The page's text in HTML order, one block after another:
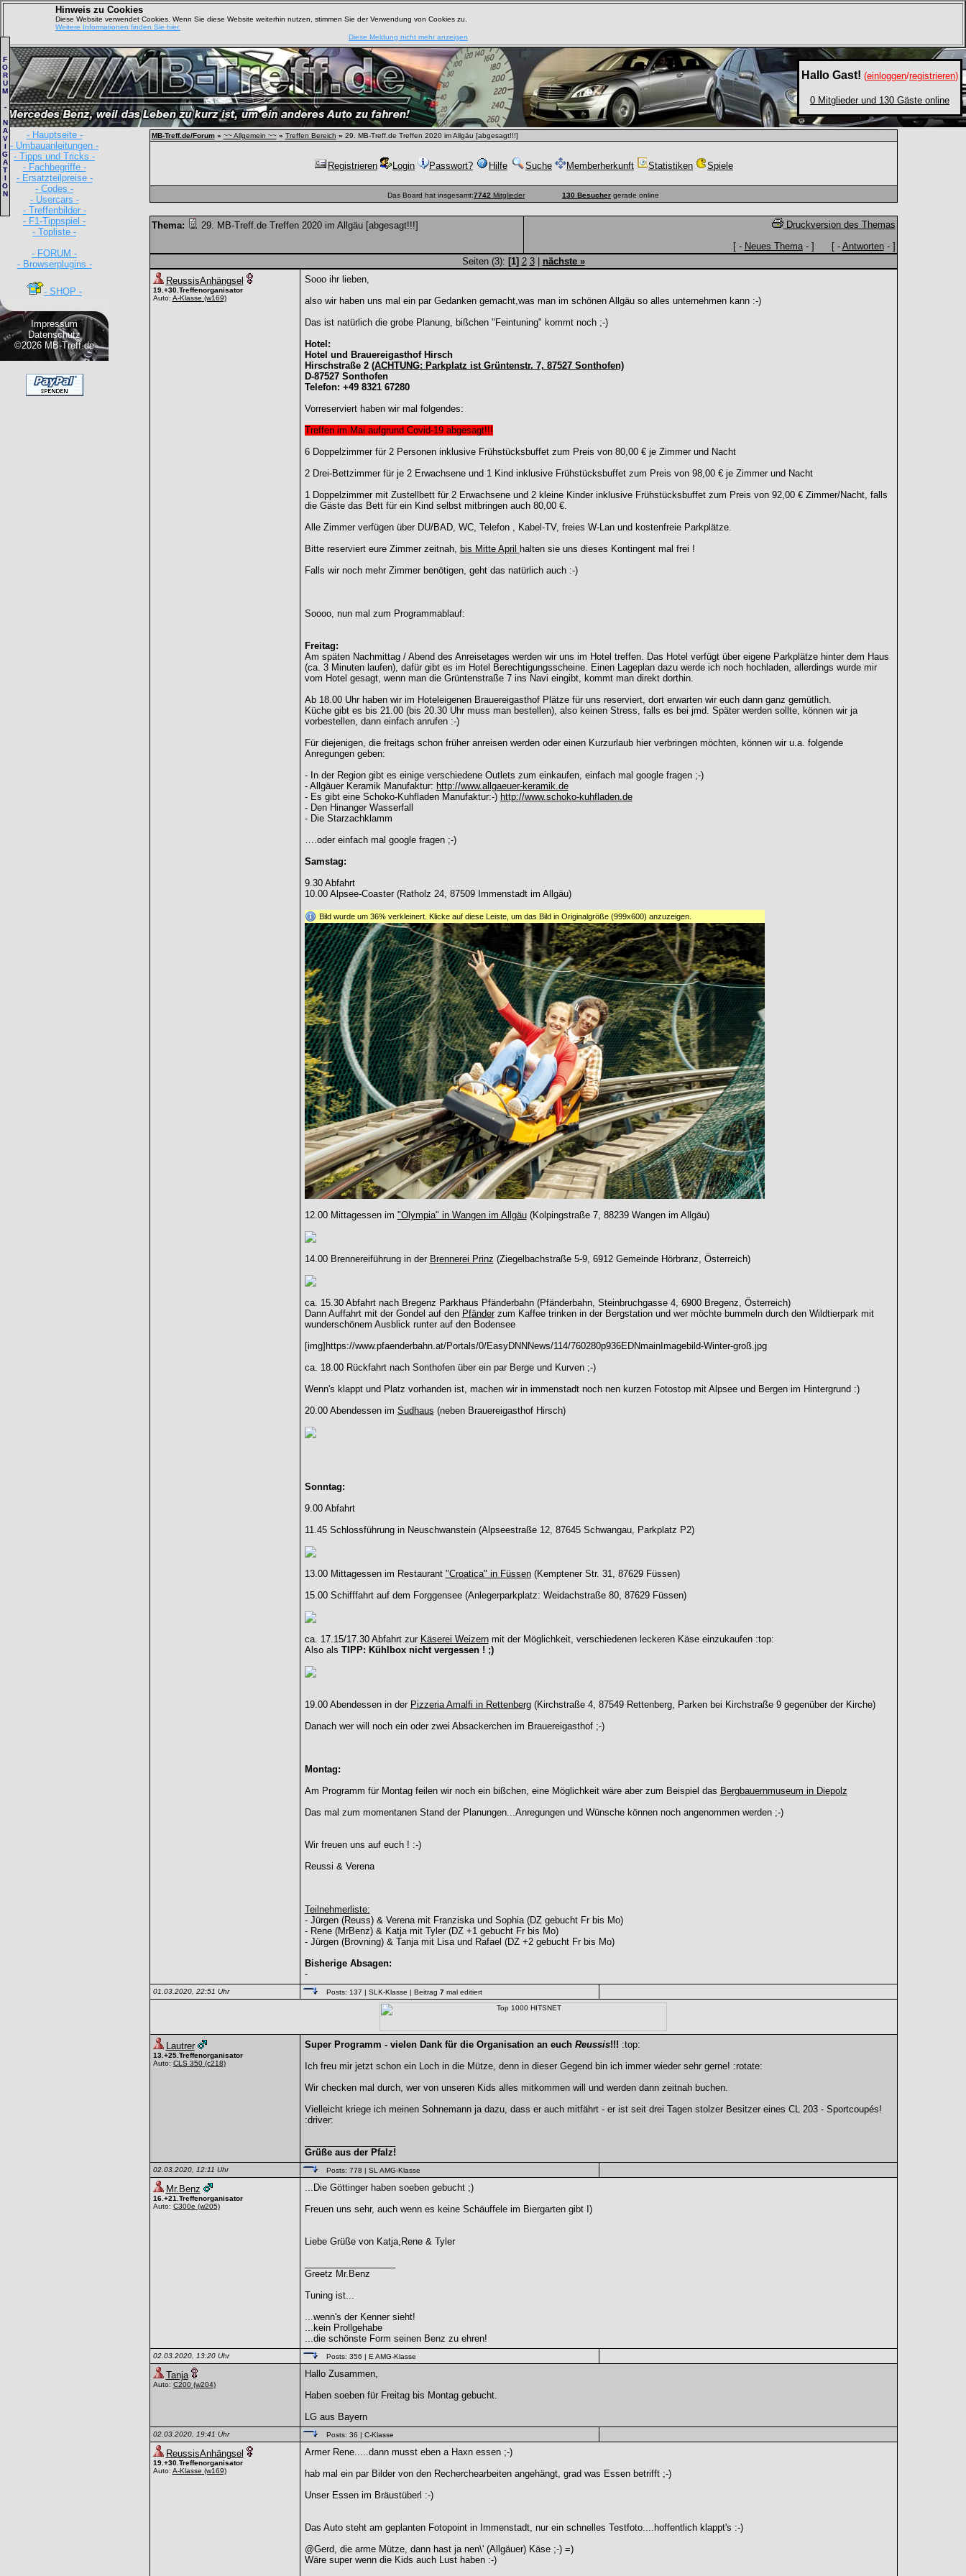
Hinweis zu Cookies
Diese Website verwendet Cookies. Wenn Sie diese Website weiterhin nutzen, stimmen Sie der Verwendung von Cookies zu.
Weitere Informationen finden Sie hier.
Diese Meldung nicht mehr anzeigen
Hallo Gast! (einloggen/registrieren)
0 Mitglieder und 130 Gäste online
- Hauptseite -
- Umbauanleitungen -
- Tipps und Tricks -
- Fachbegriffe -
- Ersatzteilpreise -
- Codes -
- Usercars -
- Treffenbilder -
- F1-Tippspiel -
- Topliste -
- FORUM -
- Browserplugins -
- SHOP -
Impressum
Datenschutz
©2026 MB-Treff.de
F
O
R
U
M
-
N
A
V
I
G
A
T
I
O
N
MB-Treff.de/Forum » ~~ Allgemein ~~ » Treffen Bereich » 29. MB-Treff.de Treffen 2020 im Allgäu [abgesagt!!!]
Registrieren Login Passwort? Hilfe Suche Memberherkunft Statistiken Spiele
Das Board hat insgesamt:7742 Mitglieder 130 Besucher gerade online
Thema: 29. MB-Treff.de Treffen 2020 im Allgäu [abgesagt!!!]
Druckversion des Themas
[ - Neues Thema- ] [ - Antworten- ]
Seiten (3): [1] 2 3| nächste »
ReussisAnhängsel
19.+30.Treffenorganisator
Auto: A-Klasse (w169)
Sooo ihr lieben,
also wir haben uns mal ein par Gedanken gemacht,was man im schönen Allgäu so alles unternehmen kann :-)
Das ist natürlich die grobe Planung, bißchen "Feintuning" kommt noch ;-)
Hotel:
Hotel und Brauereigasthof Hirsch
Hirschstraße 2 (ACHTUNG: Parkplatz ist Grüntenstr. 7, 87527 Sonthofen)
D-87527 Sonthofen
Telefon: +49 8321 67280
Vorreserviert haben wir mal folgendes:
Treffen im Mai aufgrund Covid-19 abgesagt!!!
6 Doppelzimmer für 2 Personen inklusive Frühstücksbuffet zum Preis von 80,00 € je Zimmer und Nacht
2 Drei-Bettzimmer für je 2 Erwachsene und 1 Kind inklusive Frühstücksbuffet zum Preis von 98,00 € je Zimmer und Nacht
1 Doppelzimmer mit Zustellbett für 2 Erwachsene und 2 kleine Kinder inklusive Frühstücksbuffet zum Preis von 92,00 € Zimmer/Nacht, falls
die Gäste das Bett für ein Kind selbst mitbringen auch 80,00 €.
Alle Zimmer verfügen über DU/BAD, WC, Telefon , Kabel-TV, freies W-Lan und kostenfreie Parkplätze.
Bitte reserviert eure Zimmer zeitnah, bis Mitte April
halten sie uns dieses Kontingent mal frei !
Falls wir noch mehr Zimmer benötigen, geht das natürlich auch :-)
Soooo, nun mal zum Programmablauf:
Freitag:
Am späten Nachmittag / Abend des Anreisetages werden wir uns im Hotel treffen. Das Hotel verfügt über eigene Parkplätze hinter dem Haus
(ca. 3 Minuten laufen), dafür gibt es im Hotel Berechtigungsscheine. Einen Lageplan dazu werde ich noch hochladen, allerdings wurde mir
vom Hotel gesagt, wenn man die Grüntenstraße 7 ins Navi eingibt, kommt man direkt dorthin.
Ab 18.00 Uhr haben wir im Hoteleigenen Brauereigasthof Plätze für uns reserviert, dort erwarten wir euch dann ganz gemütlich.
Küche gibt es bis 21.00 (bis 20.30 Uhr muss man bestellen), also keinen Stress, falls es bei jmd. Später werden sollte, können wir ja
vorbestellen, dann einfach anrufen :-)
Für diejenigen, die freitags schon früher anreisen werden oder einen Kurzurlaub hier verbringen möchten, können wir u.a. folgende
Anregungen geben:
- In der Region gibt es einige verschiedene Outlets zum einkaufen, einfach mal google fragen ;-)
- Allgäuer Keramik Manufaktur: http://www.allgaeuer-keramik.de
- Es gibt eine Schoko-Kuhfladen Manufaktur:-) http://www.schoko-kuhfladen.de
- Den Hinanger Wasserfall
- Die Starzachklamm
….oder einfach mal google fragen ;-)
Samstag:
9.30 Abfahrt
10.00 Alpsee-Coaster (Ratholz 24, 87509 Immenstadt im Allgäu)
Bild wurde um 36% verkleinert. Klicke auf diese Leiste, um das Bild in Originalgröße (999x600) anzuzeigen.
12.00 Mittagessen im "Olympia" in Wangen im Allgäu(Kolpingstraße 7, 88239 Wangen im Allgäu)
14.00 Brennereiführung in der Brennerei Prinz (Ziegelbachstraße 5-9, 6912 Gemeinde Hörbranz, Österreich)
ca. 15.30 Abfahrt nach Bregenz Parkhaus Pfänderbahn (Pfänderbahn, Steinbruchgasse 4, 6900 Bregenz, Österreich)
Dann Auffahrt mit der Gondel auf den Pfänderzum Kaffee trinken in der Bergstation und wer möchte bummeln durch den Wildtierpark mit
wunderschönem Ausblick runter auf den Bodensee
[img]https://www.pfaenderbahn.at/Portals/0/EasyDNNNews/114/760280p936EDNmainImagebild-Winter-groß.jpg
ca. 18.00 Rückfahrt nach Sonthofen über ein par Berge und Kurven ;-)
Wenn's klappt und Platz vorhanden ist, machen wir in immenstadt noch nen kurzen Fotostop mit Alpsee und Bergen im Hintergrund :)
20.00 Abendessen im Sudhaus (neben Brauereigasthof Hirsch)
Sonntag:
9.00 Abfahrt
11.45 Schlossführung in Neuschwanstein (Alpseestraße 12, 87645 Schwangau, Parkplatz P2)
13.00 Mittagessen im Restaurant "Croatica" in Füssen(Kemptener Str. 31, 87629 Füssen)
15.00 Schifffahrt auf dem Forggensee (Anlegerparkplatz: Weidachstraße 80, 87629 Füssen)
ca. 17.15/17.30 Abfahrt zur Käserei Weizernmit der Möglichkeit, verschiedenen leckeren Käse einzukaufen :top:
Also als TIPP: Kühlbox nicht vergessen ! ;)
19.00 Abendessen in der Pizzeria Amalfi in Rettenberg(Kirchstraße 4, 87549 Rettenberg, Parken bei Kirchstraße 9 gegenüber der Kirche)
Danach wer will noch ein oder zwei Absackerchen im Brauereigasthof ;-)
Montag:
Am Programm für Montag feilen wir noch ein bißchen, eine Möglichkeit wäre aber zum Beispiel das Bergbauernmuseum in Diepolz
Das mal zum momentanen Stand der Planungen...Anregungen und Wünsche können noch angenommen werden ;-)
Wir freuen uns auf euch ! :-)
Reussi & Verena
Teilnehmerliste:
- Jürgen (Reuss) & Verena mit Franziska und Sophia (DZ gebucht Fr bis Mo)
- Rene (MrBenz) & Katja mit Tyler (DZ +1 gebucht Fr bis Mo)
- Jürgen (Brovning) & Tanja mit Lisa und Rafael (DZ +2 gebucht Fr bis Mo)
Bisherige Absagen:
-
01.03.2020, 22:51 Uhr Posts: 137 | SLK-Klasse | Beitrag 7mal editiert
Lautrer
13.+25.Treffenorganisator
Auto: CLS 350(c218)
Super Programm - vielen Dank für die Organisation an euch Reussis!!! :top:
Ich freu mir jetzt schon ein Loch in die Mütze, denn in dieser Gegend bin ich immer wieder sehr gerne! :rotate:
Wir checken mal durch, wer von unseren Kids alles mitkommen will und werden dann zeitnah buchen.
Vielleicht kriege ich meinen Sohnemann ja dazu, dass er auch mitfährt - er ist seit drei Tagen stolzer Besitzer eines CL 203 - Sportcoupés!
:driver:
Grüße aus der Pfalz!
02.03.2020, 12:11 Uhr Posts: 778 | SL AMG-Klasse
Mr.Benz
16.+21.Treffenorganisator
Auto: C300e (w205)
...Die Göttinger haben soeben gebucht ;)
Freuen uns sehr, auch wenn es keine Schäuffele im Biergarten gibt I)
Liebe Grüße von Katja,Rene & Tyler
Greetz Mr.Benz
Tuning ist...
...wenn's der Kenner sieht!
...kein Prollgehabe
...die schönste Form seinen Benz zu ehren!
02.03.2020, 13:20 Uhr Posts: 356 | E AMG-Klasse
Tanja
Auto: C200(w204)
Hallo Zusammen,
Haben soeben für Freitag bis Montag gebucht.
LG aus Bayern
02.03.2020, 19:41 Uhr Posts: 36 | C-Klasse
ReussisAnhängsel
19.+30.Treffenorganisator
Auto: A-Klasse (w169)
Armer Rene.....dann musst eben a Haxn essen ;-)
hab mal ein par Bilder von den Recherchearbeiten angehängt, grad was Essen betrifft ;-)
Unser Essen im Bräustüberl :-)
Das Auto steht am geplanten Fotopoint in Immenstadt, nur ein schnelles Testfoto....hoffentlich klappt's :-)
@Gerd, die arme Mütze, dann hast ja nen\' (Allgäuer) Käse ;-) =)
Wäre super wenn die Kids auch Lust haben :-)